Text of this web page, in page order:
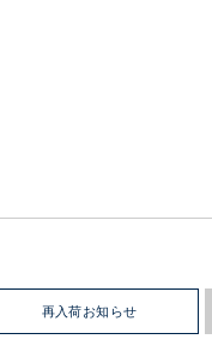
再入荷お知らせ